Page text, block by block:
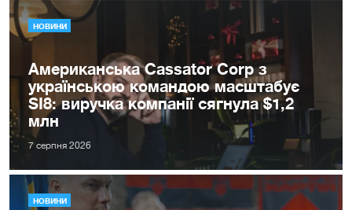
НОВИНИ
Американська Cassator Corp з
українською командою масштабує
SI8: виручка компанії сягнула $1,2
млн
7 серпня 2026
НОВИНИ